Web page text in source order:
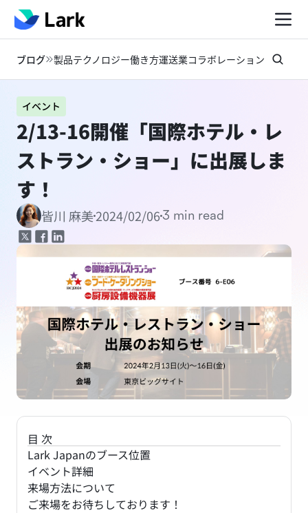
ブログ 製品テクノロジー働き方運送業コラボレーション お知らせ
イベント
2/13-16開催「国際ホテル・レ
ストラン・ショー」に出展しま
す！
皆川 麻美2024/02/063 min read
目次
Lark Japanのブース位置
イベント詳細
来場方法について
ご来場をお待ちしております！